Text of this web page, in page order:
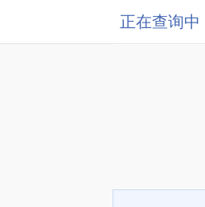
正在查询中